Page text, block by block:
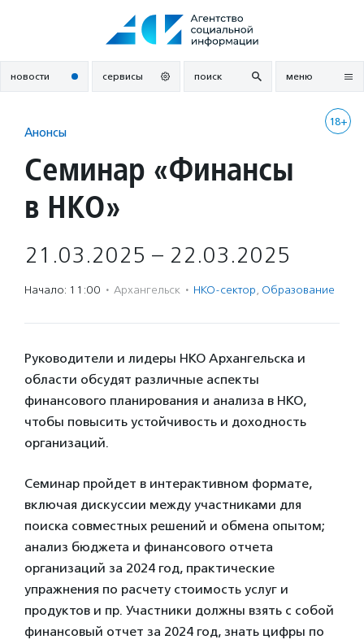
новости сервисы поиск меню
18+
Анонсы
Семинар «Финансы
в НКО»
21.03.2025 – 22.03.2025
Начало: 11:00 · Архангельск · НКО-сектор, Образование
Руководители и лидеры НКО Архангельска и
области обсудят различные аспекты
финансового планирования и анализа в НКО,
чтобы повысить устойчивость и доходность
организаций.
Семинар пройдет в интерактивном формате,
включая дискуссии между участниками для
поиска совместных решений и обмена опытом;
анализ бюджета и финансового отчета
организаций за 2024 год, практические
упражнения по расчету стоимость услуг и
продуктов и пр. Участники должны взять с собой
финансовый отчет за 2024 год, знать цифры по